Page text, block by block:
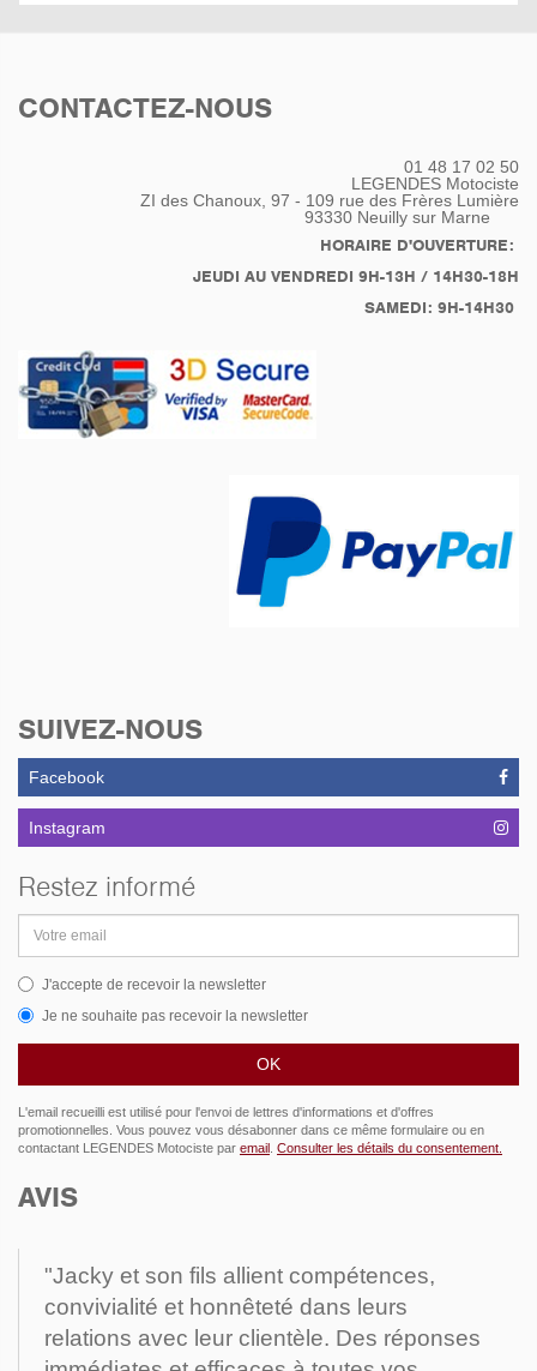
Vidange Moteur + filtre
Réglage Jeux aux
Poignée accélératrice
CONTACTEZ-NOUS
01 48 17 02 50
LEGENDES Motociste
ZI des Chanoux, 97 - 109 rue des Frères Lumière
93330 Neuilly sur Marne
HORAIRE D'OUVERTURE:
JEUDI AU VENDREDI 9H-13H / 14H30-18H
SAMEDI: 9H-14H30
SUIVEZ-NOUS
Facebook
Instagram
Restez informé
email
J'accepte de recevoir la newsletter
Je ne souhaite pas recevoir la newsletter
L'email recueilli est utilisé pour l'envoi de lettres d'informations et d'offres
promotionnelles. Vous pouvez vous désabonner dans ce même formulaire ou en
contactant LEGENDES Motociste par email . Consulter les détails du consentement.
AVIS
"Jacky et son fils allient compétences,
convivialité et honnêteté dans leurs
relations avec leur clientèle. Des réponses